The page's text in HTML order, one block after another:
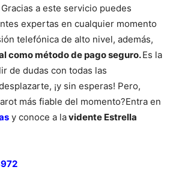
Gracias a este servicio puedes
expertas en cualquier momento
telefónica de alto nivel, además,
como método de pago seguro.Es la
de dudas con todas las
¡y sin esperas! Pero,
más fiable del momento?Entra en
y conoce a lavidente Estrella